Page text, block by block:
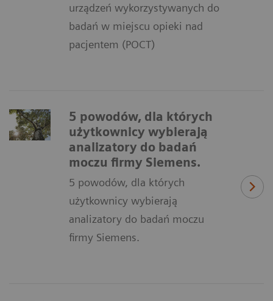
urządzeń wykorzystywanych do
badań w miejscu opieki nad
pacjentem (POCT)
5 powodów, dla których
użytkownicy wybierają
analizatory do badań
moczu firmy Siemens.
5 powodów, dla których
użytkownicy wybierają
analizatory do badań moczu
firmy Siemens.